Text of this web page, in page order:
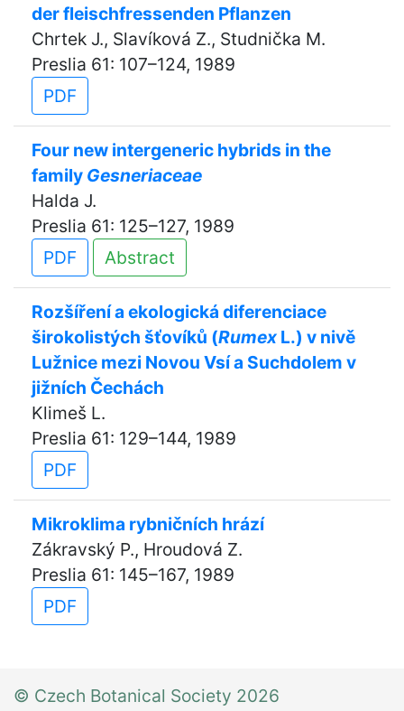
der fleischfressenden Pflanzen
Chrtek J., Slavíková Z., Studnička M.
Preslia 61: 107–124, 1989
PDF
Four new intergeneric hybrids in the
family Gesneriaceae
Halda J.
Preslia 61: 125–127, 1989
PDF
Abstract
Rozšíření a ekologická diferenciace
širokolistých šťovíků (Rumex L.) v nivě
Lužnice mezi Novou Vsí a Suchdolem v
jižních Čechách
Klimeš L.
Preslia 61: 129–144, 1989
PDF
Mikroklima rybničních hrází
Zákravský P., Hroudová Z.
Preslia 61: 145–167, 1989
PDF
© Czech Botanical Society 2026